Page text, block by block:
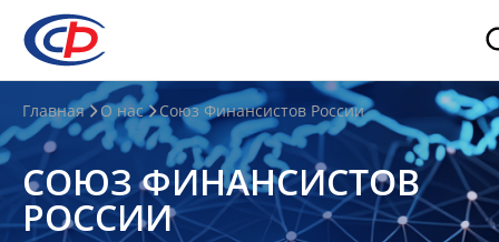
О
нас
О
СФР
Главная О нас Союз Финансистов России
СОЮЗ ФИНАНСИСТОВ
РОССИИ